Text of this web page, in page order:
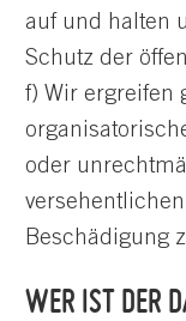
auf und halten
Schutz der
f) Wir ergreifen
oder
Beschädigung
WER IST DER